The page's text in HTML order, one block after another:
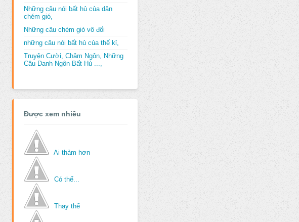
Những câu nói bất hủ của dân
chém gió,
Những câu chém gió vô đối
những câu nói bất hủ của thế kỉ,
Truyện Cười, Châm Ngôn, Những
Câu Danh Ngôn Bất Hủ ...,
Được xem nhiều
Ai thảm hơn
Có thể...
Thay thế